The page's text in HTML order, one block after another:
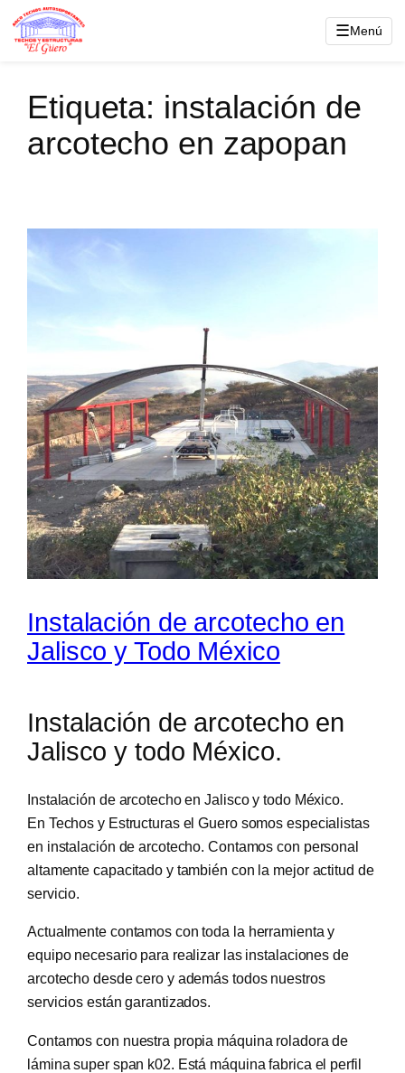
Saltar
☰Menú
Etiqueta: instalación de
arcotecho en zapopan
Instalación de arcotecho en
Jalisco y Todo México
Instalación de arcotecho en
Jalisco y todo México.
Instalación de arcotecho en Jalisco y todo México.
En Techos y Estructuras el Guero somos especialistas
en instalación de arcotecho. Contamos con personal
altamente capacitado y también con la mejor actitud de
servicio.
Actualmente contamos con toda la herramienta y
equipo necesario para realizar las instalaciones de
arcotecho desde cero y además todos nuestros
servicios están garantizados.
Contamos con nuestra propia máquina roladora de
lámina super span k02. Está máquina fabrica el perfil